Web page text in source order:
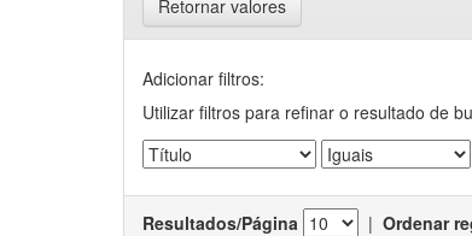
Retornar valores
Adicionar filtros:
Utilizar filtros para refinar o resultado de
Resultados/Página | Ordenar